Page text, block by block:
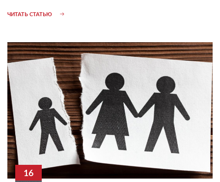
ЧИТАТЬ СТАТЬЮ
16